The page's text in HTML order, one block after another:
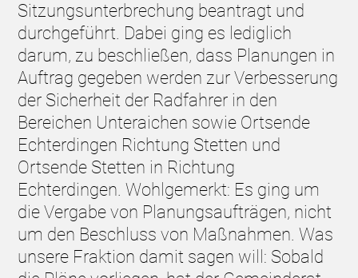
Sitzungsunterbrechung beantragt und
durchgeführt. Dabei ging es lediglich
darum, zu beschließen, dass Planungen in
Auftrag gegeben werden zur Verbesserung
der Sicherheit der Radfahrer in den
Bereichen Unteraichen sowie Ortsende
Echterdingen Richtung Stetten und
Ortsende Stetten in Richtung
Echterdingen. Wohlgemerkt: Es ging um
die Vergabe von Planungsaufträgen, nicht
um den Beschluss von Maßnahmen. Was
unsere Fraktion damit sagen will: Sobald